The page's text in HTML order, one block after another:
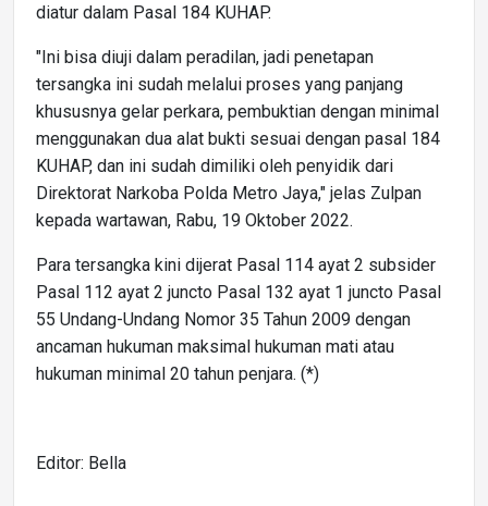
diatur dalam Pasal 184 KUHAP.
"Ini bisa diuji dalam peradilan, jadi penetapan
tersangka ini sudah melalui proses yang panjang
khususnya gelar perkara, pembuktian dengan minimal
menggunakan dua alat bukti sesuai dengan pasal 184
KUHAP, dan ini sudah dimiliki oleh penyidik dari
Direktorat Narkoba Polda Metro Jaya," jelas Zulpan
kepada wartawan, Rabu, 19 Oktober 2022.
Para tersangka kini dijerat Pasal 114 ayat 2 subsider
Pasal 112 ayat 2 juncto Pasal 132 ayat 1 juncto Pasal
55 Undang-Undang Nomor 35 Tahun 2009 dengan
ancaman hukuman maksimal hukuman mati atau
hukuman minimal 20 tahun penjara. (*)
Editor: Bella